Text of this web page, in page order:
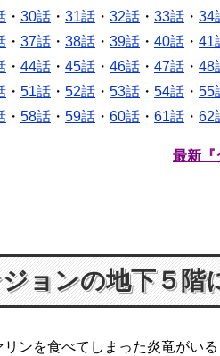
・ 30話 ・ 31話 ・ 32話 ・ 33話 ・ 34
・ 37話 ・ 38話 ・ 39話 ・ 40話 ・ 41
・ 44話 ・ 45話 ・ 46話 ・ 47話 ・ 48
・ 51話 ・ 52話 ・ 53話 ・ 54話 ・ 55
・ 58話 ・ 59話 ・ 60話 ・ 61話 ・ 62
最新『
ョンの地下５階
ンを食べてしまった炎竜がいる